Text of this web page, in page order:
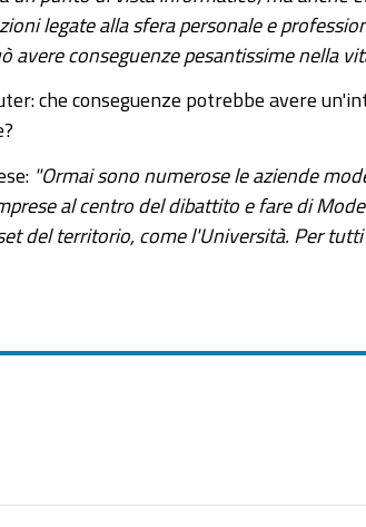
legate alla sfera personale e
avere conseguenze pesantissime nella
che conseguenze potrebbe avere
"Ormai sono numerose le aziende
al centro del dibattito e fare di
del territorio, come l'Università. Per